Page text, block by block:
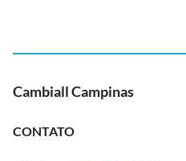
Cambiall Campinas
CONTATO